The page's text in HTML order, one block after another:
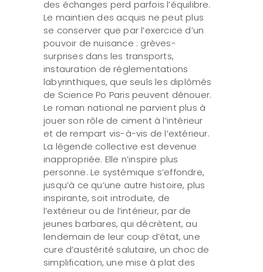
des échanges perd parfois l’équilibre.
Le maintien des acquis ne peut plus
se conserver que par l’exercice d’un
pouvoir de nuisance : grèves-
surprises dans les transports,
instauration de réglementations
labyrinthiques, que seuls les diplômés
de Science Po Paris peuvent dénouer.
Le roman national ne parvient plus à
jouer son rôle de ciment à l’intérieur
et de rempart vis-à-vis de l’extérieur.
La légende collective est devenue
inappropriée. Elle n’inspire plus
personne. Le systémique s’effondre,
jusqu’à ce qu’une autre histoire, plus
inspirante, soit introduite, de
l’extérieur ou de l’intérieur, par de
jeunes barbares, qui décrètent, au
lendemain de leur coup d’état, une
cure d’austérité salutaire, un choc de
simplification, une mise à plat des